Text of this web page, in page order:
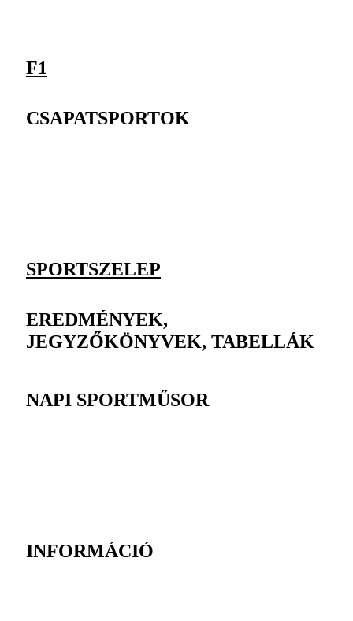
F1
CSAPATSPORTOK
SPORTSZELEP
EREDMÉNYEK,
JEGYZŐKÖNYVEK, TABELLÁK
NAPI SPORTMŰSOR
INFORMÁCIÓ